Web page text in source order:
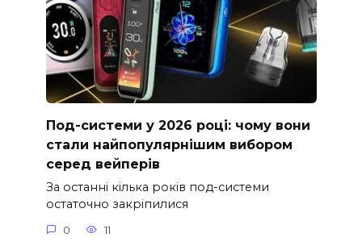
Под-системи у 2026 році: чому вони
стали найпопулярнішим вибором
серед вейперів
За останні кілька років под-системи
остаточно закріпилися
0 11